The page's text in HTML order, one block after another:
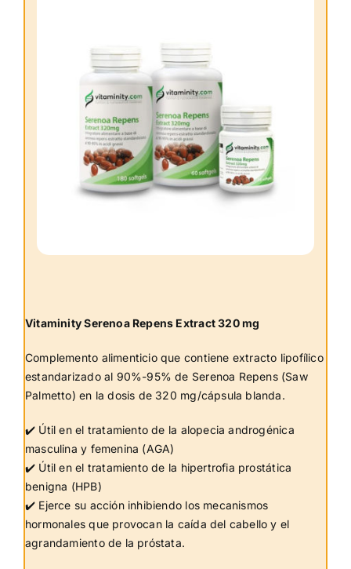
Vitaminity Serenoa Repens Extract 320 mg
Complemento alimenticio que contiene extracto lipofílico
estandarizado al 90%-95% de Serenoa Repens (Saw
Palmetto) en la dosis de 320 mg/cápsula blanda.
✔️ Útil en el tratamiento de la alopecia androgénica
masculina y femenina (AGA)
✔️ Útil en el tratamiento de la hipertrofia prostática
benigna (HPB)
✔️ Ejerce su acción inhibiendo los mecanismos
hormonales que provocan la caída del cabello y el
agrandamiento de la próstata.